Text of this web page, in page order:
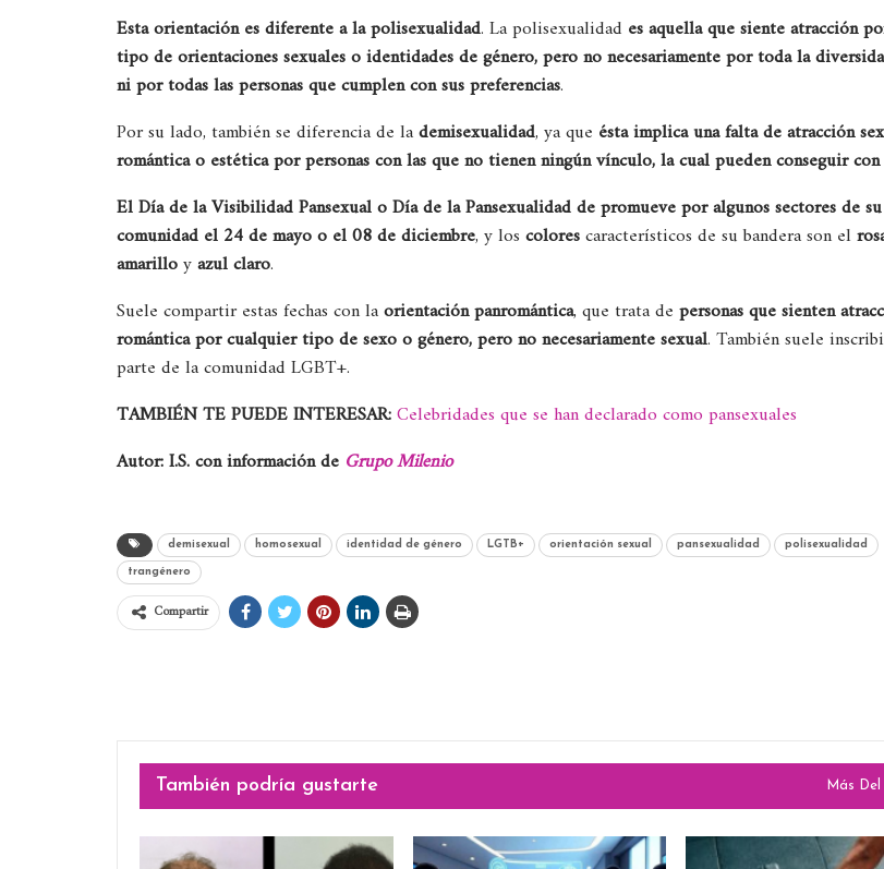
Esta orientación es diferente a la polisexualidad. La polisexualidad es aquella que siente atracción
tipo de orientaciones sexuales o identidades de género, pero no necesariamente por toda la
ni por todas las personas que cumplen con sus preferencias.
Por su lado, también se diferencia de lademisexualidad, ya que ésta implica una falta de atracción
romántica o estética por personas con las que no tienen ningún vínculo, la cual pueden conseguir
El Día de la Visibilidad Pansexual o Día de la Pansexualidad de promueve por algunos sectores de su
comunidad el 24 de mayo o el 08 de diciembre, y los colorescaracterísticos de su bandera son el
amarilloyazul claro.
Suele compartir estas fechas con laorientación panromántica, que trata de personas que sienten
romántica por cualquier tipo de sexo o género, pero no necesariamente sexual. También suele
parte de la comunidad LGBT+.
TAMBIÉN TE PUEDE INTERESAR:Celebridades que se han declarado como pansexuales
Autor: I.S. con información de Grupo Milenio
demisexual homosexual identidad de género LGTB+ orientación sexual pansexualidad polisexualidad
trangénero
Compartir
También podría gustarte Más